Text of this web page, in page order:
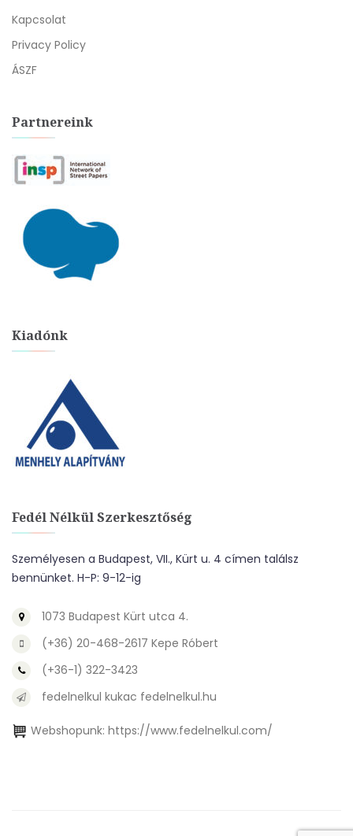
Kapcsolat
Privacy Policy
ÁSZF
Partnereink
Kiadónk
Fedél Nélkül Szerkesztőség
Személyesen a Budapest, VII., Kürt u. 4 címen találsz
bennünket. H-P: 9-12-ig
1073 Budapest Kürt utca 4.
(+36) 20-468-2617 Kepe Róbert
(+36-1) 322-3423
fedelnelkul kukac fedelnelkul.hu
Webshopunk: https://www.fedelnelkul.com/